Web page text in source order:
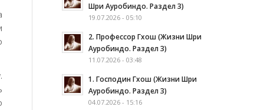
Шри Ауробиндо. Раздел 3)
19.07.2026 - 05:10
2. Профессор Гхош (Жизни Шри
Ауробиндо. Раздел 3)
11.07.2026 - 03:48
1. Господин Гхош (Жизни Шри
Ауробиндо. Раздел 3)
04.07.2026 - 15:16